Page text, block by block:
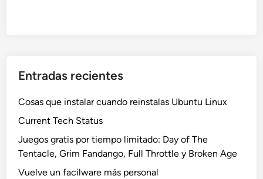
Entradas recientes
Cosas que instalar cuando reinstalas Ubuntu Linux
Current Tech Status
Juegos gratis por tiempo limitado: Day of The
Tentacle, Grim Fandango, Full Throttle y Broken Age
Vuelve un facilware más personal